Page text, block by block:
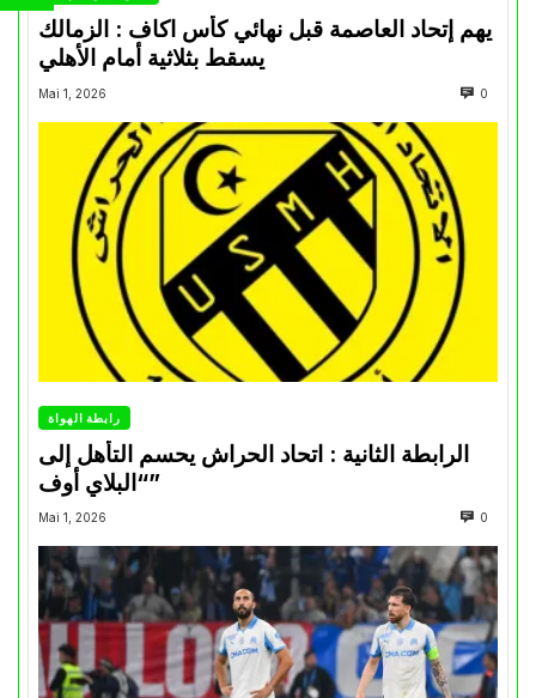
يهم إتحاد العاصمة قبل نهائي كأس اكاف : الزمالك
Mai 1, 2026 0
رابطة الهواة
الرابطة الثانية : اتحاد الحراش يحسم التأهل إلى
“البلاي أوف”
Mai 1, 2026 0